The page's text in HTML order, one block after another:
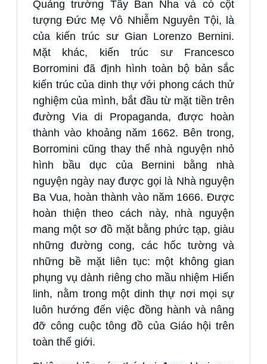
Quảng trường Tây Ban Nha và có cột
tượng Đức Mẹ Vô Nhiễm Nguyên Tội, là
của kiến trúc sư Gian Lorenzo Bernini.
Mặt khác, kiến trúc sư Francesco
Borromini đã định hình toàn bộ bản sắc
kiến trúc của dinh thự với phong cách thử
nghiệm của mình, bắt đầu từ mặt tiền trên
đường Via di Propaganda, được hoàn
thành vào khoảng năm 1662. Bên trong,
Borromini cũng thay thế nhà nguyện nhỏ
hình bầu dục của Bernini bằng nhà
nguyện ngày nay được gọi là Nhà nguyện
Ba Vua, hoàn thành vào năm 1666. Được
hoàn thiện theo cách này, nhà nguyện
mang một sơ đồ mặt bằng phức tạp, giàu
những đường cong, các hốc tường và
những bề mặt liên tục: một không gian
phụng vụ dành riêng cho mầu nhiệm Hiển
linh, nằm trong một dinh thự nơi mọi sự
luôn hướng đến việc đồng hành và nâng
đỡ công cuộc tông đồ của Giáo hội trên
toàn thế giới.